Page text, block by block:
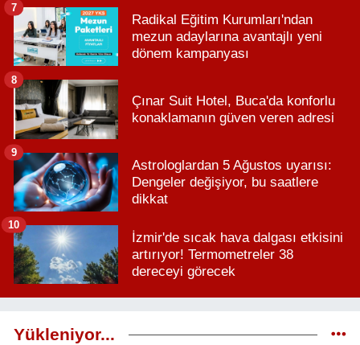
Radikal Eğitim Kurumları'ndan
mezun adaylarına avantajlı yeni
dönem kampanyası
7
Çınar Suit Hotel, Buca'da konforlu
konaklamanın güven veren adresi
8
Astrologlardan 5 Ağustos uyarısı:
Dengeler değişiyor, bu saatlere
dikkat
9
İzmir'de sıcak hava dalgası etkisini
artırıyor! Termometreler 38
dereceyi görecek
10
Yükleniyor...